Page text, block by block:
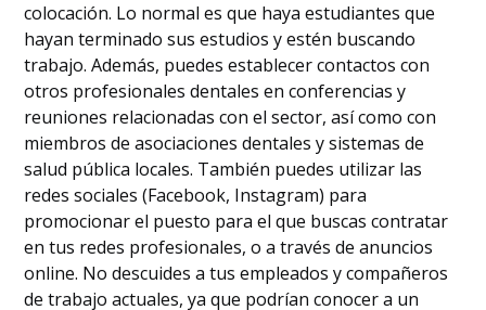
colocación. Lo normal es que haya estudiantes que
hayan terminado sus estudios y estén buscando
trabajo. Además, puedes establecer contactos con
otros profesionales dentales en conferencias y
reuniones relacionadas con el sector, así como con
miembros de asociaciones dentales y sistemas de
salud pública locales. También puedes utilizar las
redes sociales (Facebook, Instagram) para
promocionar el puesto para el que buscas contratar
en tus redes profesionales, o a través de anuncios
online. No descuides a tus empleados y compañeros
de trabajo actuales, ya que podrían conocer a un